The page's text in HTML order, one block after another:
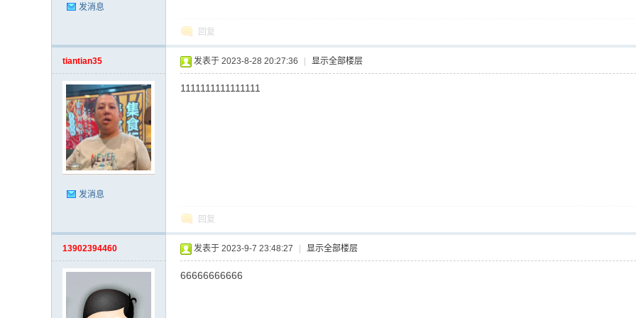
发消息
回复
tiantian35
发消息
发表于 2023-8-28 20:27:36 显示全部楼层
1111111111111111
回复
13902394460 发表于 2023-9-7 23:48:27 显示全部楼层
66666666666